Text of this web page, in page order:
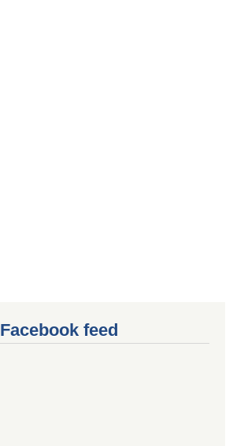
Facebook feed